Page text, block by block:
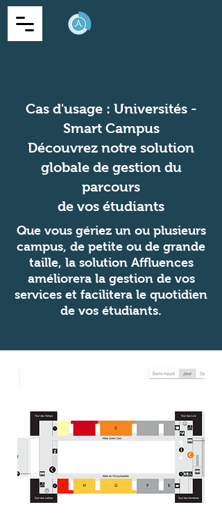
Cas d'usage : Universités -
Smart Campus
Découvrez notre solution
globale de gestion du
parcours
de vos étudiants
Que vous gériez un ou plusieurs
campus, de petite ou de grande
taille, la solution Affluences
améliorera la gestion de vos
services et facilitera le quotidien
de vos étudiants.